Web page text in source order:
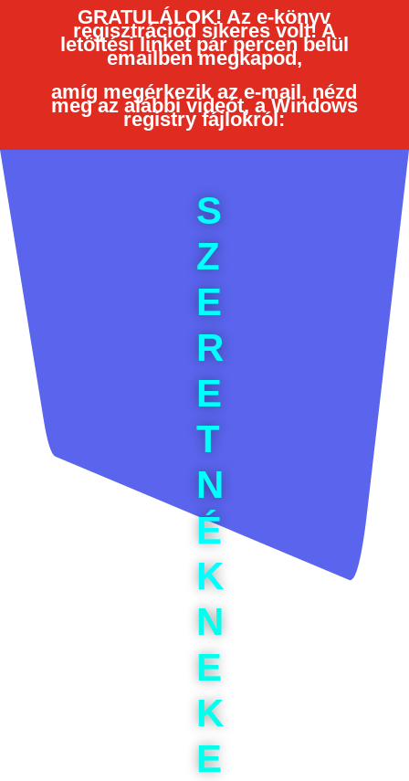
GRATULÁLOK! Az e-könyv
regisztrációd sikeres volt! A
letöltési linket pár percen belül
emailben megkapod,
amíg megérkezik az e-mail, nézd
meg az alábbi videót, a Windows
registry fájlokról:
S
Z
E
R
E
T
N
É
K
N
E
K
E